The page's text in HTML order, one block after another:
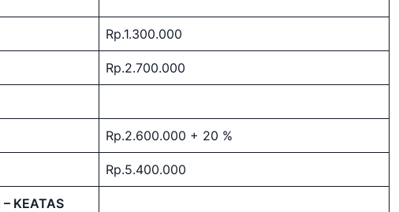
Rp.1.300.000
Rp.2.700.000
Rp.2.600.000 + 20 %
Rp.5.400.000
KEATAS